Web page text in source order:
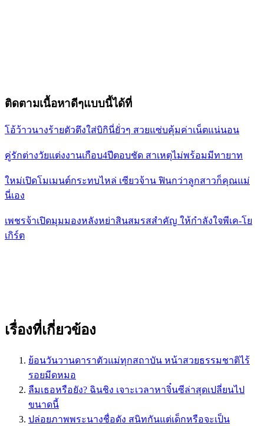
ติดตามเนื้อหาดีๆแบบนี้ได้ที่
โอ้ว้าวนางร้ายตัวตึงใส่บิกินี่ยั่วๆ สวยแซ่บคุ้มค่าเน็ตแน่นอน
คู่รักต่างวัยแต่งงานเกือบ4ปีตอบชัด สาเหตุไม่พร้อมมีทายาท
ใหม่เปิดโมเมนต์กระทบไหล่ เซียวจ้าน ฟินกว่าลูกสาวก็คุณแม่
นี่เอง
เพชรจ้าเปิดมุมมองหลังหย่าสินสมรสสำคัญ ให้กำลังใจพีเค-โย
เกิร์ต
เรื่องที่เกี่ยวข้อง
ย้อนวันวานดาราตัวแม่ทุกสถาบัน หน้าสวยธรรมชาติไร้
รอยมีดหมอ
ลืมเธอหรือยัง? ฉินชิง เจาะเวลาหาจิ๋นซีล่าสุดเปลี่ยนไป
ขนาดนี้
ปล่อยภาพพระนางชื่อดัง สนิทกันแต่เด็กหรือจะเป็น